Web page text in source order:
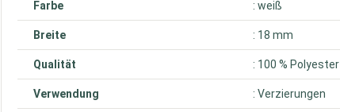
Farbe : weiß
Breite : 18 mm
Qualität : 100 % Polyester
Verwendung : Verzierungen